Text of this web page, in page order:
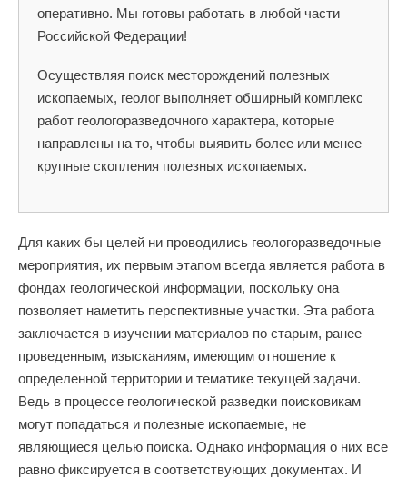
оперативно. Мы готовы работать в любой части
Российской Федерации!
Осуществляя поиск месторождений полезных
ископаемых, геолог выполняет обширный комплекс
работ геологоразведочного характера, которые
направлены на то, чтобы выявить более или менее
крупные скопления полезных ископаемых.
Для каких бы целей ни проводились геологоразведочные
мероприятия, их первым этапом всегда является работа в
фондах геологической информации, поскольку она
позволяет наметить перспективные участки. Эта работа
заключается в изучении материалов по старым, ранее
проведенным, изысканиям, имеющим отношение к
определенной территории и тематике текущей задачи.
Ведь в процессе геологической разведки поисковикам
могут попадаться и полезные ископаемые, не
являющиеся целью поиска. Однако информация о них все
равно фиксируется в соответствующих документах. И